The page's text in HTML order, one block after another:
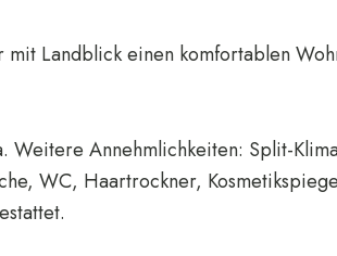
Landblick einen komfortablen
Annehmlichkeiten: Split-
WC, Haartrockner,